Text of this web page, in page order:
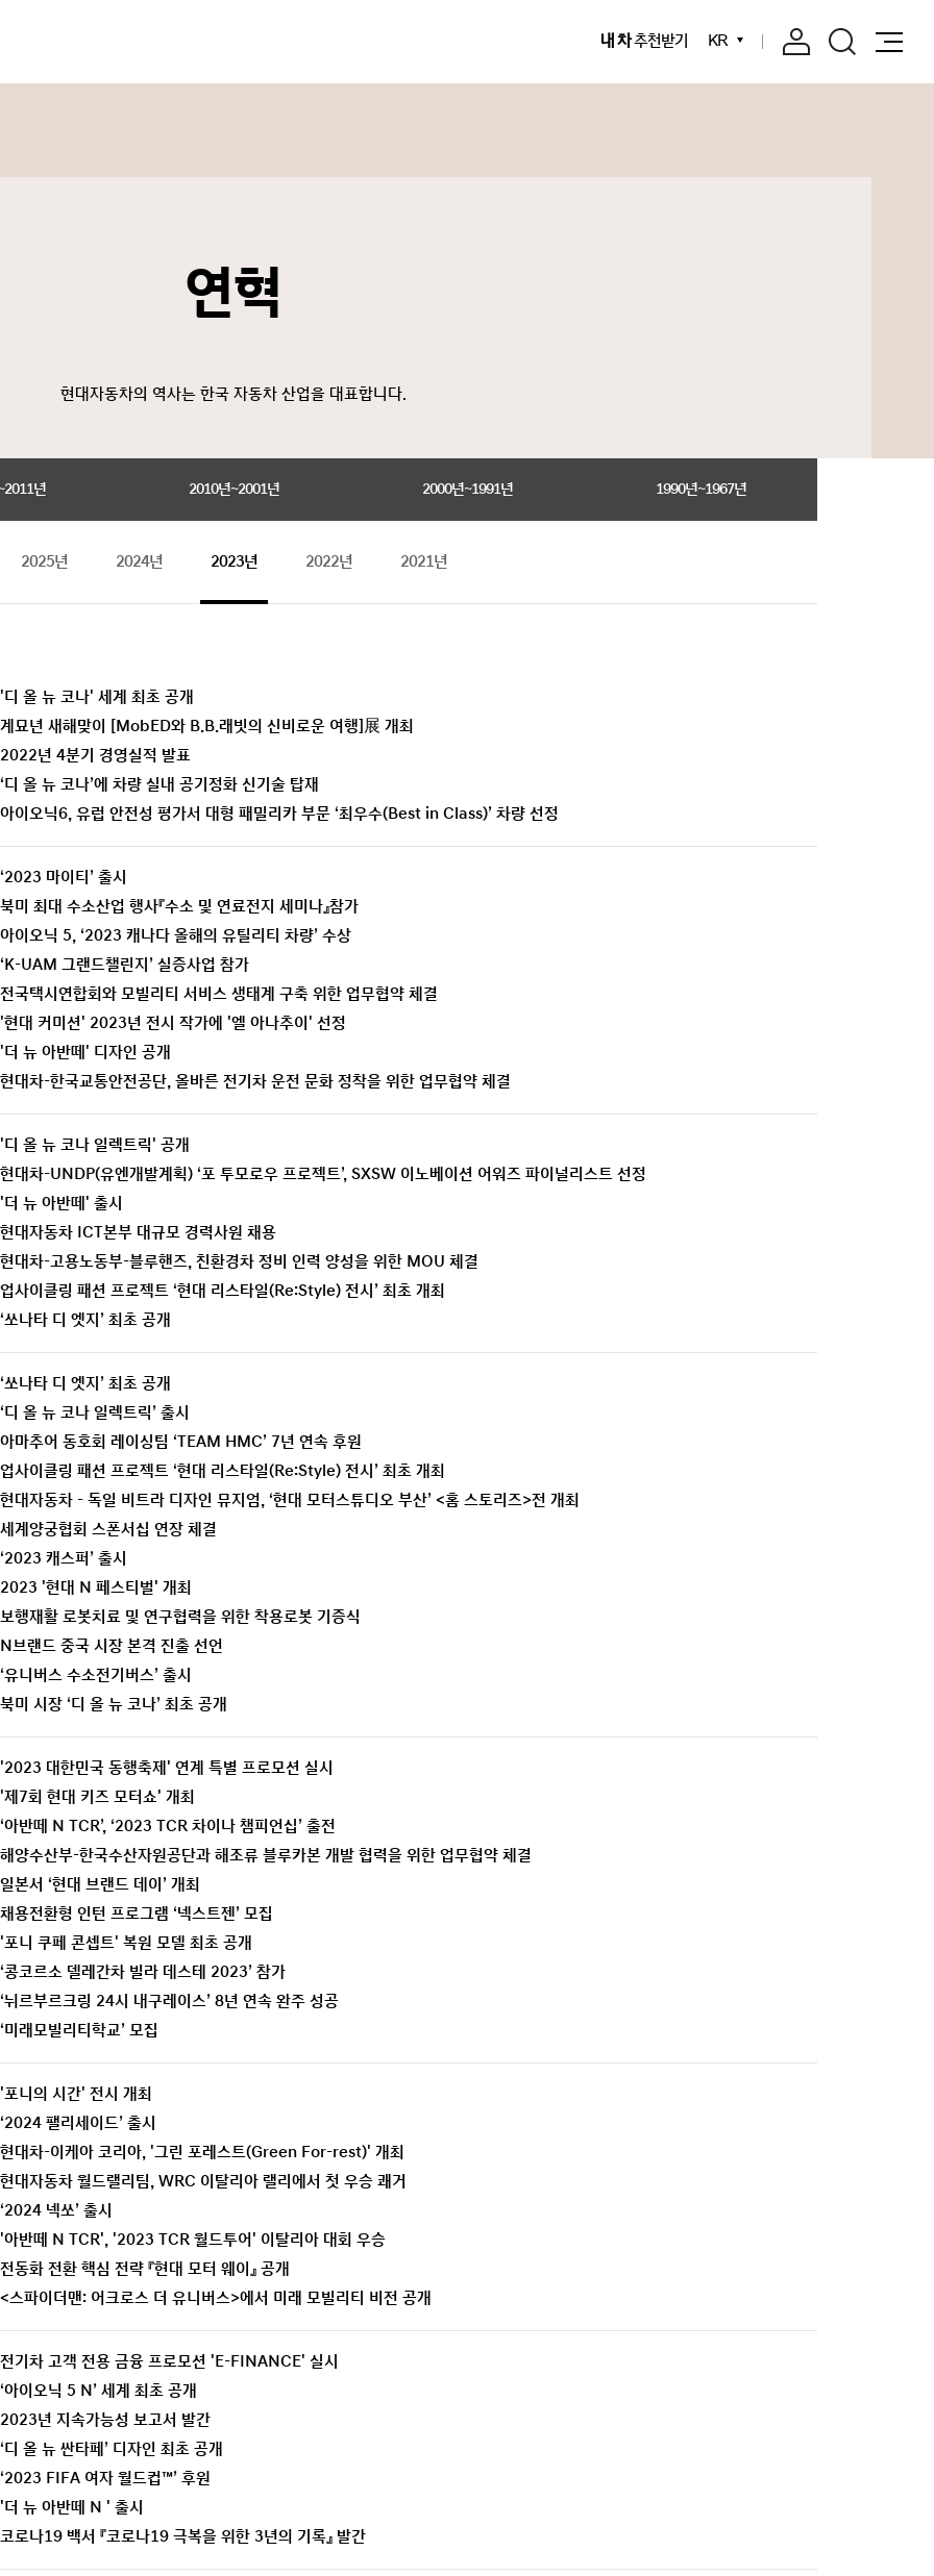
내 차추천받기 KR
연혁
현대자동차의 역사는 한국 자동차 산업을 대표합니다.
년 2010년~2001년 2000년~1991년 1990년~1967년
2025년 2024년 2023년 2022년 2021년
'디 올 뉴 코나' 세계 최초 공개
계묘년 새해맞이 [MobED와 B.B.래빗의 신비로운 여행]展 개최
2022년 4분기 경영실적 발표
‘디 올 뉴 코나’에 차량 실내 공기정화 신기술 탑재
아이오닉6, 유럽 안전성 평가서 대형 패밀리카 부문 ‘최우수(Best in Class)’ 차량 선정
‘2023 마이티’ 출시
북미 최대 수소산업 행사『수소 및 연료전지 세미나』참가
아이오닉 5, ‘2023 캐나다 올해의 유틸리티 차량’ 수상
‘K-UAM 그랜드챌린지’ 실증사업 참가
전국택시연합회와 모빌리티 서비스 생태계 구축 위한 업무협약 체결
'현대 커미션' 2023년 전시 작가에 '엘 아나추이' 선정
'더 뉴 아반떼' 디자인 공개
현대차-한국교통안전공단, 올바른 전기차 운전 문화 정착을 위한 업무협약 체결
'디 올 뉴 코나 일렉트릭' 공개
현대차-UNDP(유엔개발계획) ‘포 투모로우 프로젝트’, SXSW 이노베이션 어워즈 파이널리스트 선정
'더 뉴 아반떼' 출시
현대자동차 ICT본부 대규모 경력사원 채용
현대차-고용노동부-블루핸즈, 친환경차 정비 인력 양성을 위한 MOU 체결
업사이클링 패션 프로젝트 ‘현대 리스타일(Re:Style) 전시’ 최초 개최
‘쏘나타 디 엣지’ 최초 공개
‘쏘나타 디 엣지’ 최초 공개
‘디 올 뉴 코나 일렉트릭’ 출시
아마추어 동호회 레이싱팀 ‘TEAM HMC’ 7년 연속 후원
업사이클링 패션 프로젝트 ‘현대 리스타일(Re:Style) 전시’ 최초 개최
현대자동차 - 독일 비트라 디자인 뮤지엄, ‘현대 모터스튜디오 부산’ <홈 스토리즈>전 개최
세계양궁협회 스폰서십 연장 체결
‘2023 캐스퍼’ 출시
2023 '현대 N 페스티벌' 개최
보행재활 로봇치료 및 연구협력을 위한 착용로봇 기증식
N브랜드 중국 시장 본격 진출 선언
‘유니버스 수소전기버스’ 출시
북미 시장 ‘디 올 뉴 코나’ 최초 공개
'2023 대한민국 동행축제' 연계 특별 프로모션 실시
'제7회 현대 키즈 모터쇼' 개최
‘아반떼 N TCR’, ‘2023 TCR 차이나 챔피언십’ 출전
해양수산부-한국수산자원공단과 해조류 블루카본 개발 협력을 위한 업무협약 체결
일본서 ‘현대 브랜드 데이’ 개최
채용전환형 인턴 프로그램 ‘넥스트젠’ 모집
'포니 쿠페 콘셉트' 복원 모델 최초 공개
‘콩코르소 델레간차 빌라 데스테 2023’ 참가
‘뉘르부르크링 24시 내구레이스’ 8년 연속 완주 성공
‘미래모빌리티학교’ 모집
'포니의 시간' 전시 개최
‘2024 팰리세이드’ 출시
현대차-이케아 코리아, '그린 포레스트(Green For-rest)' 개최
현대자동차 월드랠리팀, WRC 이탈리아 랠리에서 첫 우승 쾌거
‘2024 넥쏘’ 출시
'아반떼 N TCR', '2023 TCR 월드투어' 이탈리아 대회 우승
전동화 전환 핵심 전략 『현대 모터 웨이』 공개
<스파이더맨: 어크로스 더 유니버스>에서 미래 모빌리티 비전 공개
전기차 고객 전용 금융 프로모션 'E-FINANCE' 실시
‘아이오닉 5 N’ 세계 최초 공개
2023년 지속가능성 보고서 발간
‘디 올 뉴 싼타페’ 디자인 최초 공개
‘2023 FIFA 여자 월드컵™’ 후원
'더 뉴 아반떼 N ' 출시
코로나19 백서 『코로나19 극복을 위한 3년의 기록』 발간